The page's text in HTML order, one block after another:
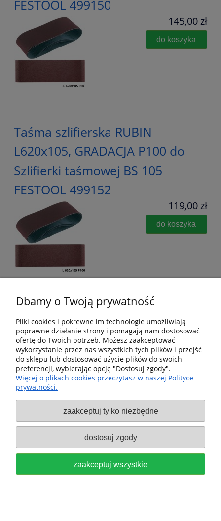
FESTOOL 499150
145,00 zł
do koszyka
Taśma szlifierska RUBIN
L620x105, GRADACJA P100 do
Szlifierki taśmowej BS 105
FESTOOL 499152
119,00 zł
do koszyka
Pomoc
Dostawa i dostawa
Moje konto
Gwarancja i zwroty
O firmie
Sklep fx-shop24.com | ul. Henryka Pobożnego 10, Krosno
Odrzańskie 66-600, woj. lubuskie | tel:607544533
festool.dealer@gmail.com
Dbamy o Twoją prywatność
Pliki cookies i pokrewne im technologie umożliwiają
poprawne działanie strony i pomagają nam dostosować
ofertę do Twoich potrzeb. Możesz zaakceptować
wykorzystanie przez nas wszystkich tych plików i przejść
do sklepu lub dostosować użycie plików do swoich
preferencji, wybierając opcję "Dostosuj zgody".
Więcej o plikach cookies przeczytasz w naszej Polityce
prywatności.
zaakceptuj tylko niezbędne
dostosuj zgody
zaakceptuj wszystkie